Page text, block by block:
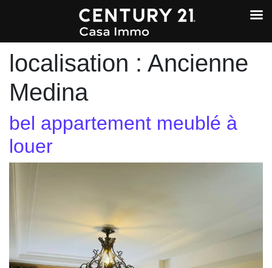
localisation : Ancienne
Medina
bel appartement meublé à
louer